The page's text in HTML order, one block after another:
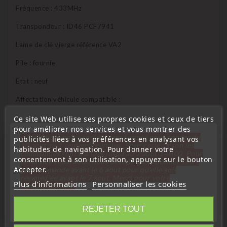
Fréquence : 433MHz
Transpondeur : ID46 PCF7941
Lame de clé vierge référence VA2
Pile : fournie
État : neuf
Affectation véhicule compatible :
- C4 phase 2 2010+
- DS4 de 2011 à 2018
Références équivalentes compatibles :
6490KF, 6490KG, 1614304880, 9805939580, 2014DJ0339
Qui peux programmer cet émetteur ?
Garage Citroën DS – Oui
Garage indépendant – Oui
Ce site Web utilise ses propres cookies et ceux de tiers
pour améliorer nos services et vous montrer des
publicités liées à vos préférences en analysant vos
habitudes de navigation. Pour donner votre
consentement à son utilisation, appuyez sur le bouton
Accepter.
Plus d'informations Personnaliser les cookies
REJETER TOUT
« Attention, notre société sera fermée pour congés du
10 aout au 1 septembre inclus. Pour cette raison les
commandes sont traitées jusqu'au 7 aout 14H00. Pour
le service réparation nous devons réceptionner votre
télécommande avant le 6 aout pour qu'elle soit
compréhension»
Fermer